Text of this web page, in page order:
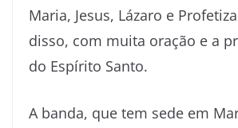
Maria, Jesus, Lázaro e
disso, com muita oração e a
do Espírito Santo.
A banda, que tem sede em